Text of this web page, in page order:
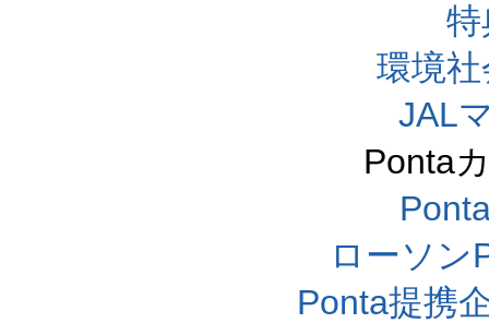
環境
JAL
Ponta
ローソン
Ponta提携